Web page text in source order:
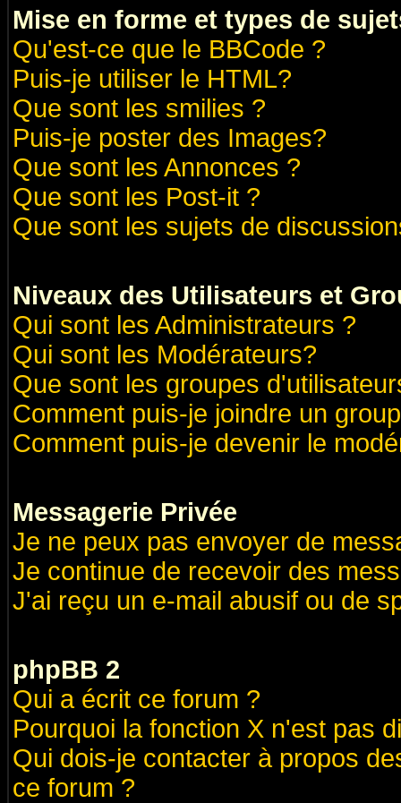
Mise en forme et types de
Qu'est-ce que le BBCode ?
Puis-je utiliser le HTML?
Que sont les smilies ?
Puis-je poster des Images?
Que sont les Annonces ?
Que sont les Post-it ?
Que sont les sujets de
Niveaux des Utilisateurs et
Qui sont les Administrateurs ?
Qui sont les Modérateurs?
Que sont les groupes
Comment puis-je joindre un
Comment puis-je devenir le
Messagerie Privée
Je ne peux pas envoyer de
Je continue de recevoir des
J'ai reçu un e-mail abusif ou de
phpBB 2
Qui a écrit ce forum ?
Pourquoi la fonction X n'est pas
Qui dois-je contacter à propos
ce forum ?